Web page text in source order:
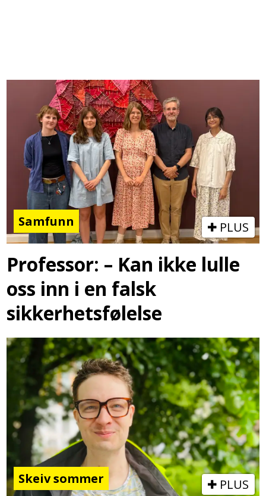
Samfunn PLUS
Professor: – Kan ikke lulle
oss inn i en falsk
sikkerhetsfølelse
Skeiv sommer PLUS